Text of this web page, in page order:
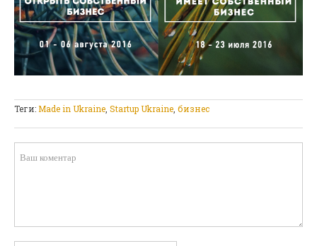
Теги:Made in Ukraine, Startup Ukraine, бизнес